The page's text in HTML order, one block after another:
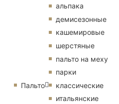
Пальто
альпака
демисезонные
кашемировые
шерстяные
пальто на меху
парки
классические
итальянские